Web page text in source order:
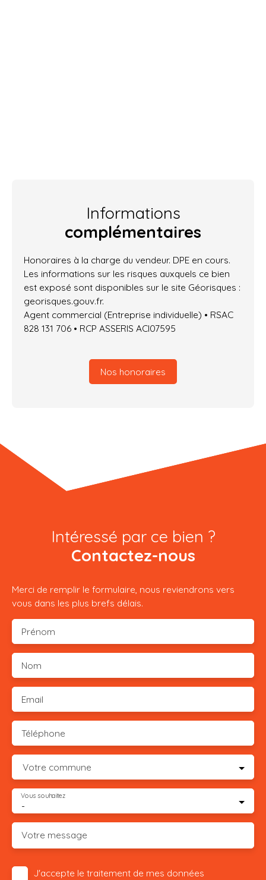
Informations
complémentaires
Honoraires à la charge du vendeur. DPE en cours.
Les informations sur les risques auxquels ce bien
est exposé sont disponibles sur le site Géorisques :
georisques.gouv.fr.
Agent commercial (Entreprise individuelle) • RSAC
828 131 706 • RCP ASSERIS ACI07595
Nos honoraires
Intéressé par ce bien ?
Contactez-nous
Merci de remplir le formulaire, nous reviendrons vers
vous dans les plus brefs délais.
Prénom
Nom
Email
Téléphone
Votre commune
-
Vous souhaitez
Votre message
J'accepte le traitement de mes données